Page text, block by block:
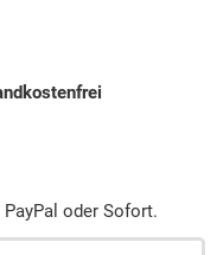
oder Sofort.